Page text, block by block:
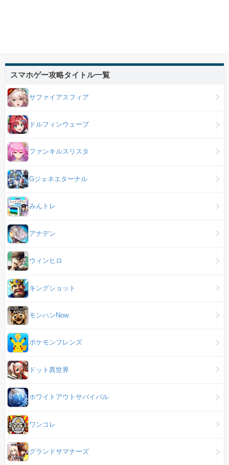
スマホゲー攻略タイトル一覧
サファイアスフィア
ドルフィンウェーブ
ファンキルスリスタ
Gジェネエターナル
みんトレ
アナデン
ウィンヒロ
キングショット
モンハンNow
ポケモンフレンズ
ドット異世界
ホワイトアウトサバイバル
ワンコレ
グランドサマナーズ